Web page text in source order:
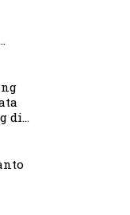
di